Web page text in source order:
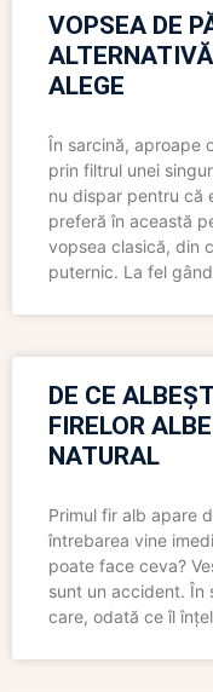
VOPSEA DE
ALEGE
În sarcină, aproape
prin filtrul unei
nu dispar pentru că
preferă în această
vopsea clasică, din
puternic. La fel
DE CE
FIRELOR
NATURAL
Primul fir alb apare
întrebarea vine
poate face ceva?
sunt un accident. În
care, odată ce îl